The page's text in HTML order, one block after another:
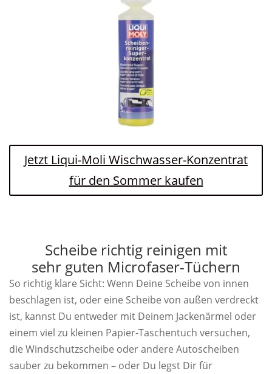
Jetzt Liqui-Moli Wischwasser-Konzentrat
für den Sommer kaufen
Scheibe richtig reinigen mit
sehr guten Microfaser-Tüchern
So richtig klare Sicht: Wenn Deine Scheibe von innen
beschlagen ist, oder eine Scheibe von außen verdreckt
ist, kannst Du entweder mit Deinem Jackenärmel oder
einem viel zu kleinen Papier-Taschentuch versuchen,
die Windschutzscheibe oder andere Autoscheiben
sauber zu bekommen – oder Du legst Dir für